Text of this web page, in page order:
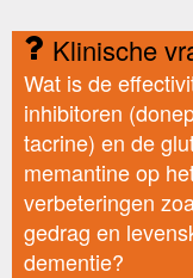
Klinische
Wat is de
inhibitoren
tacrine) en de
memantine op
verbeteringen
gedrag en
dementie?